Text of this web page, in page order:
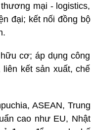
mại - logistics,
đại; kết nối đồng bộ
cơ; áp dụng công
kết sản xuất, chế
ASEAN, Trung
cao như EU, Nhật